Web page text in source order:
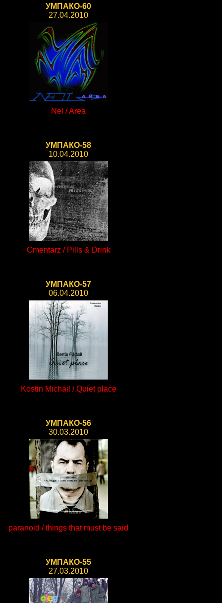
УМПАКО-60
27.04.2010
Nel / Area
УМПАКО-58
10.04.2010
Cmentarz / Pills & Drink
УМПАКО-57
06.04.2010
Kostin Michail / Quiet place
УМПАКО-56
30.03.2010
paranoid / things that must be said
УМПАКО-55
27.03.2010